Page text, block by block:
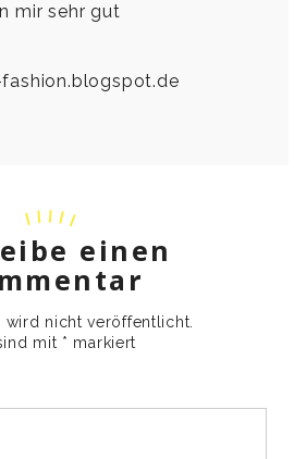
mir sehr gut
einen
wird nicht veröffentlicht.
mit * markiert